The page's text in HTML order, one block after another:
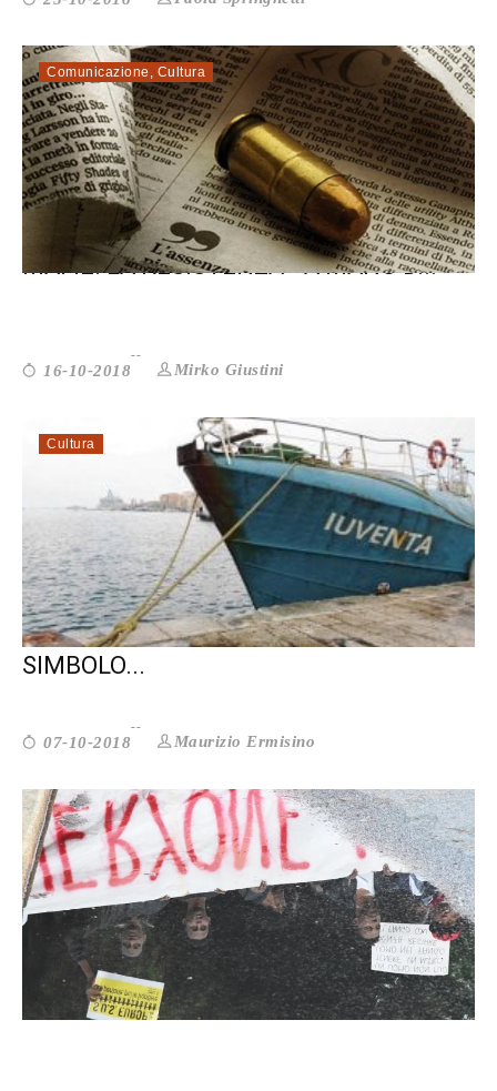
Comunicazione Cultura
MAFIE. LA RESISTENZA ” A MANO D...
16-10-2018 Mirko Giustini
Cultura
IUVENTA: LA STORIA DELLA NAVE
SIMBOLO...
07-10-2018 Maurizio Ermisino
L’IMMIGRAZIONE È UNA EMERGENZA?...